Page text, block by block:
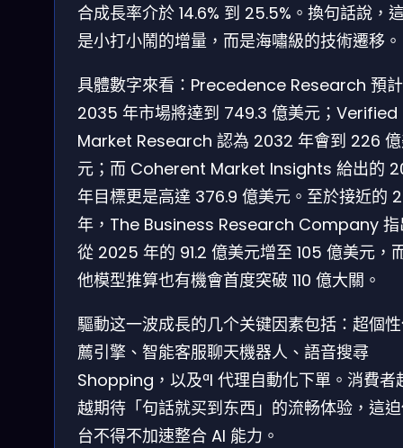
合成長率介於 14.6% 到 25.5%。換句話說，
是小打小鬧的增量，而是海嘯級的技術遷移。
具體數字來看：Precedence Research 預
2035 年市場將達到 749.3 億美元；Verified
Market Research 認為 2032 年會到 226
元；而 Coherent Market Insights 給出的
年目標更是高達 376.9 億美元。至於接近的
年，The Business Research Company 指
從 2025 年的 91.2 億美元增至 105 億美元，
他模型推算也有機會首度突破 110 億大關。
驅動这一波成長的几个关键因素包括：超個
薦引擎、智能客服聊天機器人、語音搜尋
Shopping，以及ªI 代理自動化下單。消費者
越期待「句話就买到东西」的流畅体验，這
台不得不加速整合 AI 能力。